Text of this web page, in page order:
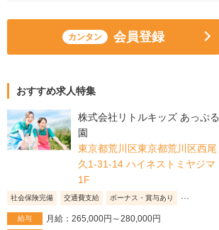
カンタン 会員登録
おすすめ求人特集
株式会社リトルキッズ あっぷる
園
東京都荒川区東京都荒川区西尾
久1-31-14 ハイネストミヤジマ
1F
社会保険完備 交通費支給 ボーナス・賞与あり
給与 月給：265,000円～280,000円